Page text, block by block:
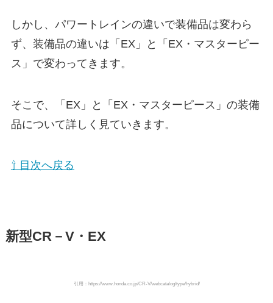
しかし、パワートレインの違いで装備品は変わら
ず、装備品の違いは「EX」と「EX・マスターピー
ス」で変わってきます。
そこで、「EX」と「EX・マスターピース」の装備
品について詳しく見ていきます。
⇧ 目次へ戻る
新型CR－V・EX
引用：https://www.honda.co.jp/CR-V/webcatalog/type/hybrid/